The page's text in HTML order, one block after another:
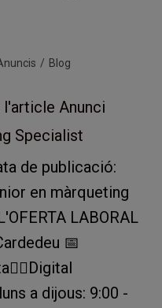
/ Blog
de publicació:
en màrqueting
LABORAL
📅
a dijous: 9:00 -